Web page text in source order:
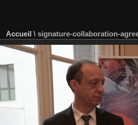
Accueil \ signature-collaboration-